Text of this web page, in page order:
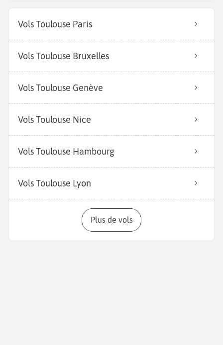
Vols Toulouse Paris
Vols Toulouse Bruxelles
Vols Toulouse Genève
Vols Toulouse Nice
Vols Toulouse Hambourg
Vols Toulouse Lyon
Plus de vols